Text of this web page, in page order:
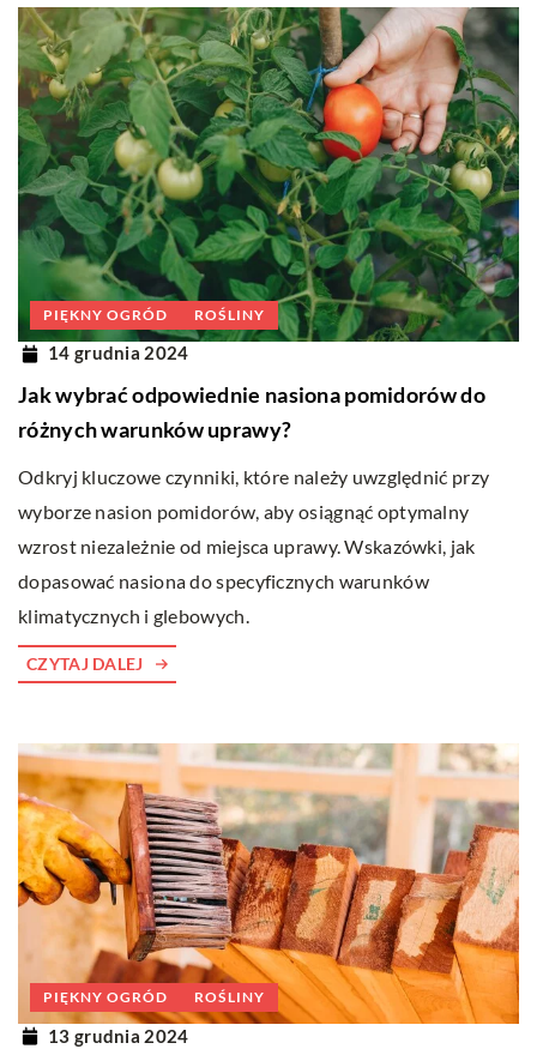
PIĘKNY OGRÓD ROŚLINY
14 grudnia 2024
Jak wybrać odpowiednie nasiona pomidorów do
różnych warunków uprawy?
Odkryj kluczowe czynniki, które należy uwzględnić przy
wyborze nasion pomidorów, aby osiągnąć optymalny
wzrost niezależnie od miejsca uprawy. Wskazówki, jak
dopasować nasiona do specyficznych warunków
klimatycznych i glebowych.
CZYTAJ DALEJ
PIĘKNY OGRÓD ROŚLINY
13 grudnia 2024